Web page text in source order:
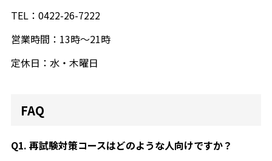
TEL：0422-26-7222
営業時間：13時～21時
定休日：水・木曜日
FAQ
Q1. 再試験対策コースはどのような人向けですか？